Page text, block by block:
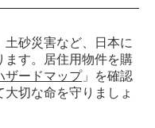
土砂災害など、日本に
ます。居住用物件を購
ザードマップ」を確認
切な命を守りましょ